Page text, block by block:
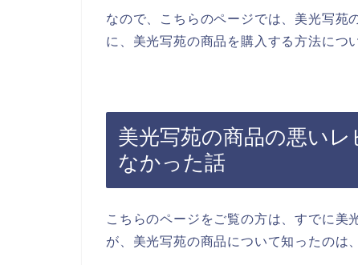
なので、こちらのページでは、美光写苑
に、美光写苑の商品を購入する方法につ
美光写苑の商品の悪い
なかった話
こちらのページをご覧の方は、すでに美
が、美光写苑の商品について知ったのは